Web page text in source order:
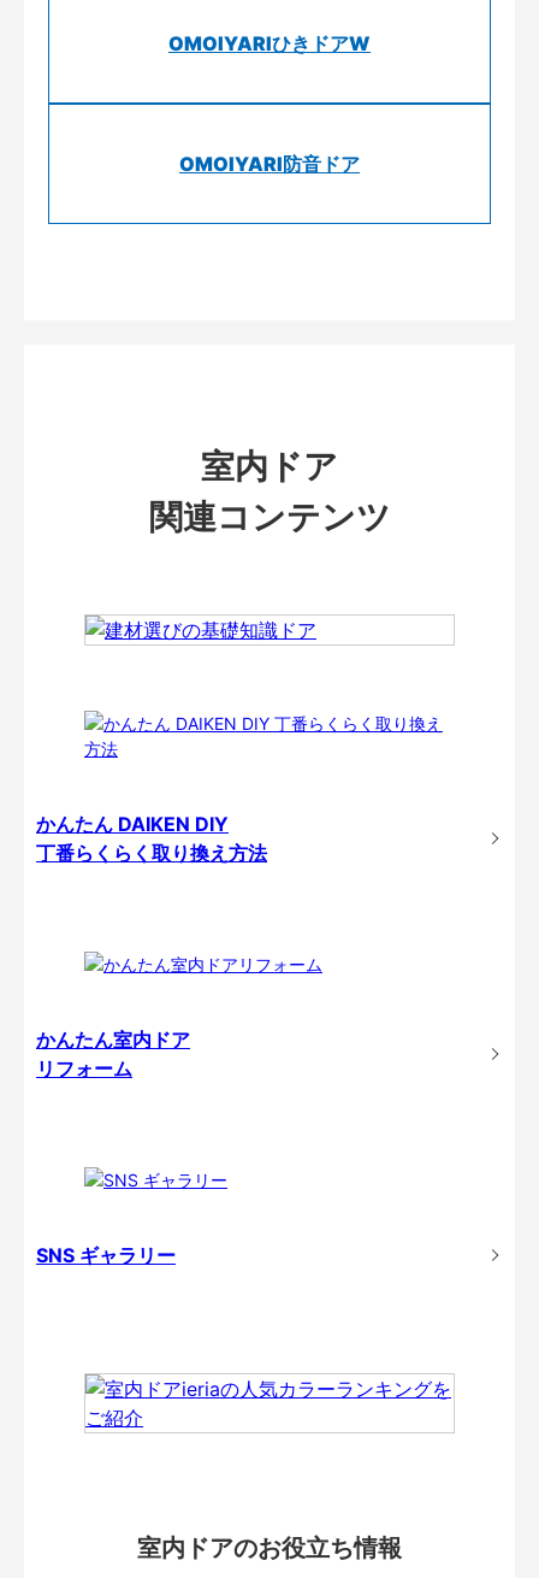
OMOIYARIひきドアW
OMOIYARI防音ドア
室内ドア
関連コンテンツ
かんたん DAIKEN DIY
丁番らくらく取り換え方法
かんたん室内ドア
リフォーム
SNS ギャラリー
室内ドアのお役立ち情報